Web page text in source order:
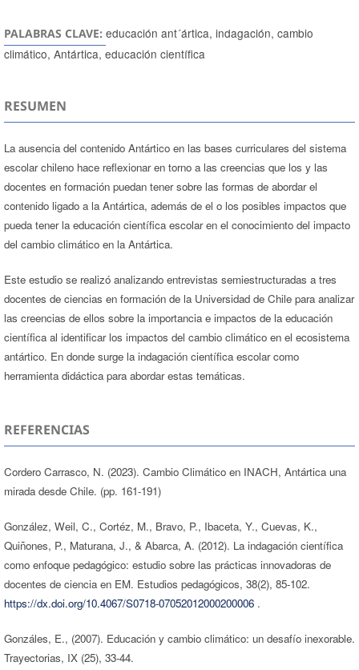
PALABRAS CLAVE: educación ant´ártica, indagación, cambio
climático, Antártica, educación científica
RESUMEN
La ausencia del contenido Antártico en las bases curriculares del sistema
escolar chileno hace reflexionar en torno a las creencias que los y las
docentes en formación puedan tener sobre las formas de abordar el
contenido ligado a la Antártica, además de el o los posibles impactos que
pueda tener la educación científica escolar en el conocimiento del impacto
del cambio climático en la Antártica.
Este estudio se realizó analizando entrevistas semiestructuradas a tres
docentes de ciencias en formación de la Universidad de Chile para analizar
las creencias de ellos sobre la importancia e impactos de la educación
científica al identificar los impactos del cambio climático en el ecosistema
antártico. En donde surge la indagación científica escolar como
herramienta didáctica para abordar estas temáticas.
REFERENCIAS
Cordero Carrasco, N. (2023). Cambio Climático en INACH, Antártica una
mirada desde Chile. (pp. 161-191)
González, Weil, C., Cortéz, M., Bravo, P., Ibaceta, Y., Cuevas, K.,
Quiñones, P., Maturana, J., & Abarca, A. (2012). La indagación científica
como enfoque pedagógico: estudio sobre las prácticas innovadoras de
docentes de ciencia en EM. Estudios pedagógicos, 38(2), 85-102.
https://dx.doi.org/10.4067/S0718-07052012000200006.
Gonzáles, E., (2007). Educación y cambio climático: un desafío inexorable.
Trayectorias, IX (25), 33-44.